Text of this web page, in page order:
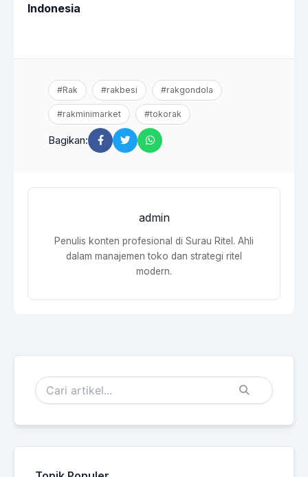
Indonesia
#Rak #rakbesi #rakgondola
#rakminimarket #tokorak
Bagikan:
admin
Penulis konten profesional di Surau Ritel. Ahli
dalam manajemen toko dan strategi ritel
modern.